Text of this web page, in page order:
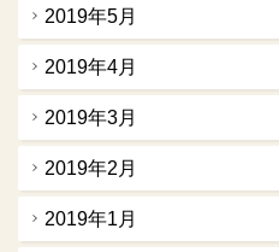
2019年5月
2019年4月
2019年3月
2019年2月
2019年1月